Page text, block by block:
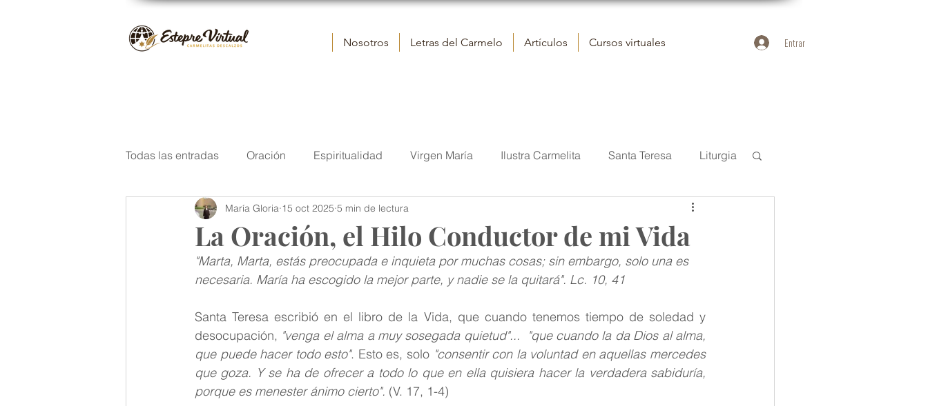
Nosotros Letras del Carmelo Artículos Cursos virtuales Entrar
Todas las entradas Oración Espiritualidad Virgen María Ilustra Carmelita Santa Teresa Liturgia
San José Santos del Carmelo Reflexiones
Poesía Escritora Iglesia Sumo Pontífice Fraternidad eclesial Duelo
Palabra de Dios Teresita Reflexión Pastoral Juvenil Espiritualidad carmelitana
La Oración, el Hilo Conductor de mi Vida
María Gloria 15 oct 2025 5 min de lectura
"Marta, Marta, estás preocupada e inquieta por muchas cosas; sin embargo, solo una es
necesaria. María ha escogido la mejor parte, y nadie se la quitará". Lc. 10, 41
Santa Teresa escribió en el libro de la Vida, que cuando tenemos tiempo de soledad y
desocupación, "venga el alma a muy sosegada quietud"...  "que cuando la da Dios al alma,
que puede hacer todo esto". Esto es, solo "consentir con la voluntad en aquellas mercedes
que goza. Y se ha de ofrecer a todo lo que en ella quisiera hacer la verdadera sabiduría,
porque es menester ánimo cierto". (V. 17, 1-4)